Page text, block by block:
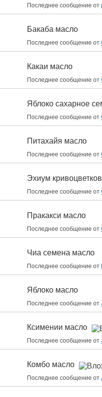
Последнее сообщение от
Бакаба масло
Последнее сообщение от
Какаи масло
Последнее сообщение от
Яблоко сахарное
Последнее сообщение от
Питахайя масло
Последнее сообщение от
Эхиум
Последнее сообщение от
Пракакси масло
Последнее сообщение от
Чиа семена масло
Последнее сообщение от
Яблоко масло
Последнее сообщение от
Ксимении масло
Последнее сообщение от
Комбо масло
Последнее сообщение от